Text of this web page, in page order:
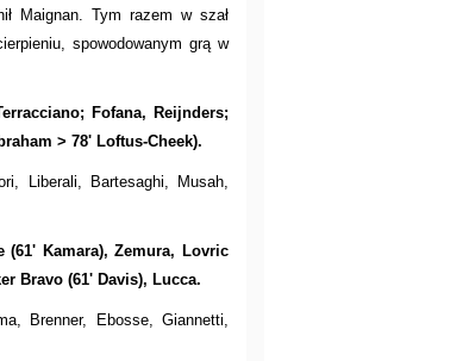
Maignan. Tym razem w szał
spowodowanym grą w
Fofana, Reijnders;
> 78' Loftus-Cheek).
Liberali, Bartesaghi, Musah,
(61' Kamara), Zemura, Lovric
Bravo (61' Davis), Lucca.
Brenner, Ebosse, Giannetti,